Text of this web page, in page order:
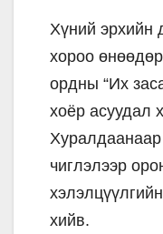
Хүний эрхийн
хороо
ордны “Их
хоёр асуудал
чиглэлээр
хийв.